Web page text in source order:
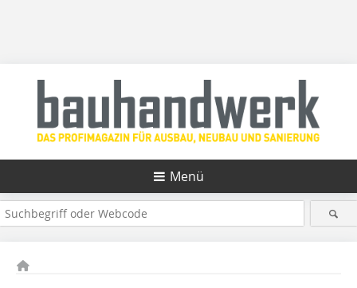
Menü